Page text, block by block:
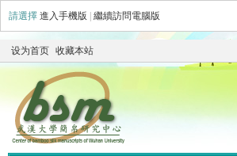
請選擇 進入手機版 繼續訪問電腦版
设为首页 收藏本站